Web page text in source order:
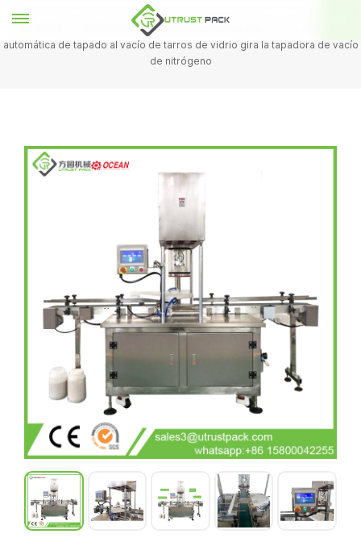
Máquina automática de tapado al vacío
automática de tapado al vacío de tarros de vidrio gira la tapadora de vacío
de nitrógeno